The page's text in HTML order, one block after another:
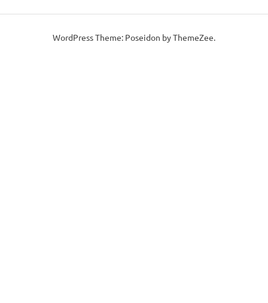
WordPress Theme: Poseidon byThemeZee